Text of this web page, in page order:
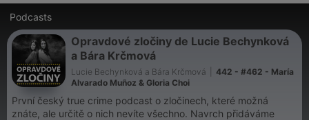
Podcasts
Opravdové zločiny de Lucie Bechynková
a Bára Krčmová
Lucie Bechynková a Bára Krčmová
442 - #462 - María
Alvarado Muñoz & Gloria Choi
První český true crime podcast o zločinech, které možná
znáte, ale určitě o nich nevíte všechno. Navrch přidáváme